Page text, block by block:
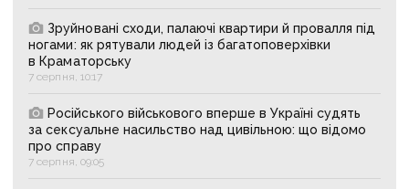
Зруйновані сходи, палаючі квартири й провалля під
ногами: як рятували людей із багатоповерхівки
в Краматорську
7 серпня, 10:17
Російського військового вперше в Україні судять
за сексуальне насильство над цивільною: що відомо
про справу
7 серпня, 09:05